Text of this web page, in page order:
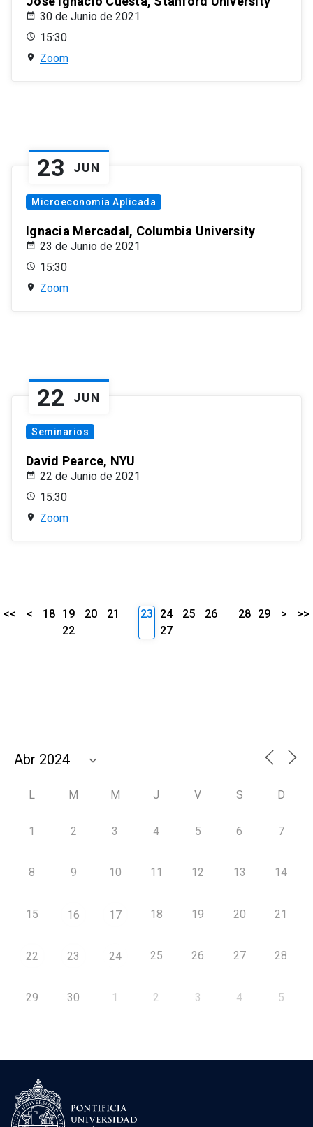
30 de Junio de 2021
15:30
Zoom
23 JUN
Microeconomía Aplicada
Ignacia Mercadal, Columbia University
23 de Junio de 2021
15:30
Zoom
22 JUN
Seminarios
David Pearce, NYU
22 de Junio de 2021
15:30
Zoom
<< < 18 19 20
21
22
23 24 25
26
27
28 29 > >>
L M M J V S D
1 2 3 4 5 6 7
8 9 10 11 12 13 14
15 16 17 18 19 20 21
22 23 24 25 26 27 28
29 30 1 2 3 4 5